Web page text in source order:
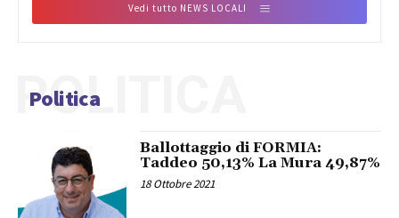
Vedi tutto NEWS LOCALI
Politica
POLITICA
Ballottaggio di FORMIA:
Taddeo 50,13% La Mura 49,87%
18 Ottobre 2021